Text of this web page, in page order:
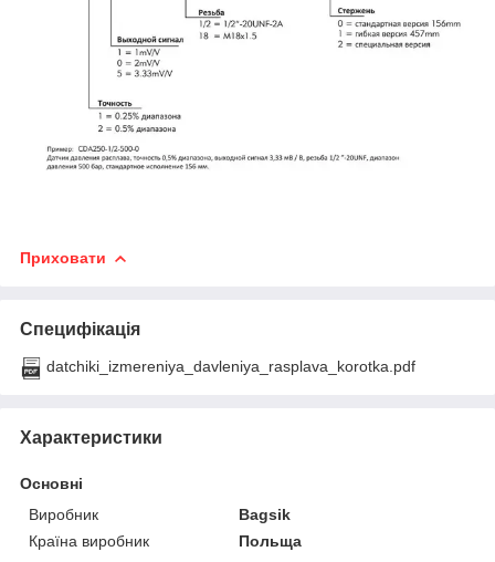
Приховати
Специфікація
datchiki_izmereniya_davleniya_rasplava_korotka.pdf
Характеристики
Основні
Виробник
Bagsik
Країна виробник
Польща